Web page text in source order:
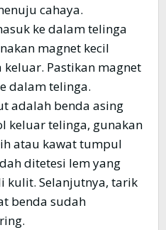
cahaya.
ke dalam telinga
magnet kecil
Pastikan magnet
dalam telinga.
adalah benda asing
keluar telinga, gunakan
atau kawat tumpul
ditetesi lem yang
kulit. Selanjutnya, tarik
benda sudah